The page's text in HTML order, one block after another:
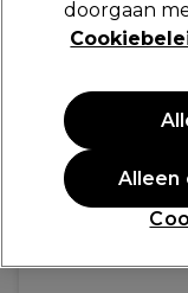
18,30 €
PROMOTIE
doorgaan
Alleen